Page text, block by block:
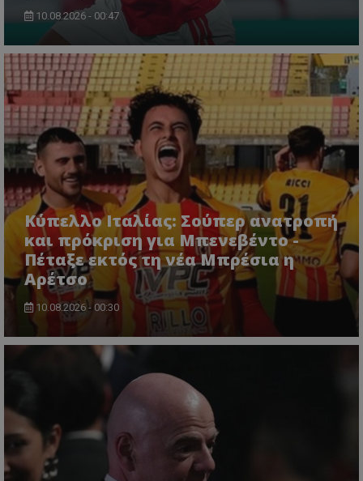
10.08.2026 - 00:47
Κύπελλο Ιταλίας: Σούπερ ανατροπή
και πρόκριση για Μπενεβέντο -
Πέταξε εκτός τη νέα Μπρέσια η
Αρέτσο
10.08.2026 - 00:30